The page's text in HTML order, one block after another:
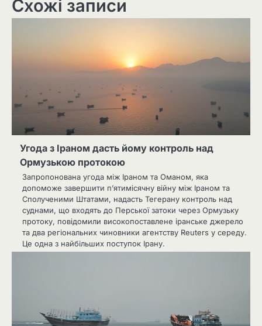
Схожі записи
Угода з Іраном дасть йому контроль над
Ормузькою протокою
Запропонована угода між Іраном та Оманом, яка
допоможе завершити п’ятимісячну війну між Іраном та
Сполученими Штатами, надасть Тегерану контроль над
суднами, що входять до Перської затоки через Ормузьку
протоку, повідомили високопоставлене іранське джерело
та два регіональних чиновники агентству Reuters у середу.
Це одна з найбільших поступок Ірану.